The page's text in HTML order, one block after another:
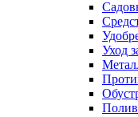
Уход
Полив